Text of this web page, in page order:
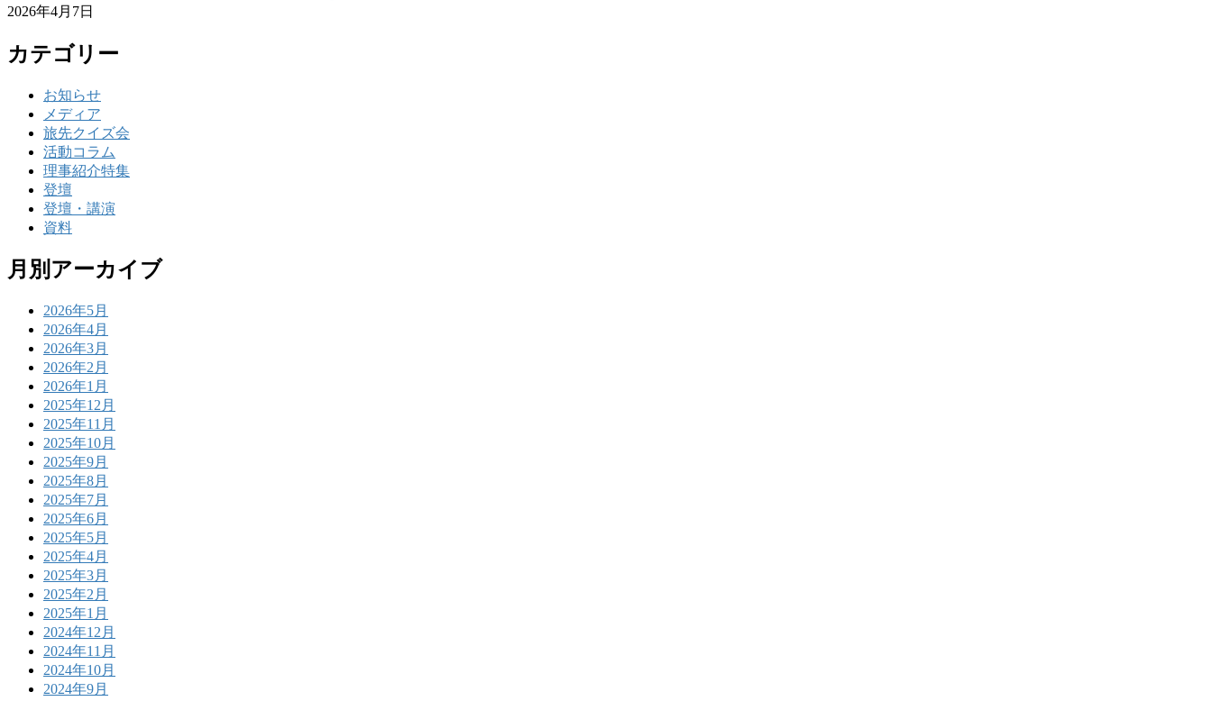
2026年4月7日
カテゴリー
お知らせ
メディア
旅先クイズ会
活動コラム
理事紹介特集
登壇
登壇・講演
資料
月別アーカイブ
2026年5月
2026年4月
2026年3月
2026年2月
2026年1月
2025年12月
2025年11月
2025年10月
2025年9月
2025年8月
2025年7月
2025年6月
2025年5月
2025年4月
2025年3月
2025年2月
2025年1月
2024年12月
2024年11月
2024年10月
2024年9月